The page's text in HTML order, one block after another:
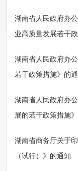
湖南省人民政府办
业高质量发展若干
湖南省人民政府办
若干政策措施》的
湖南省人民政府办
展的若干政策措施
湖南省商务厅关于
（试行）》的通知